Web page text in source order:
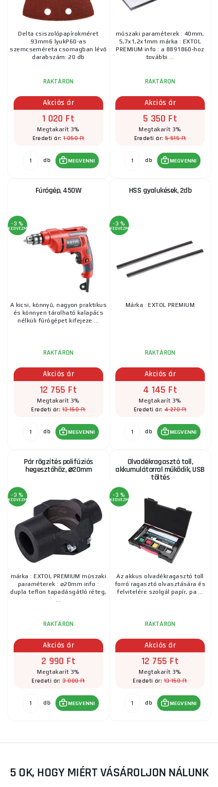
Delta csiszolópapírokméret
93mm6 lyukP60-as
szemcseméreta csomagban lévő
darabszám: 20 db
RAKTÁRON
Akciós ár
1 020 Ft
Megtakarít 3%
Eredeti ár:1 050 Ft
db MEGVENNI
műszaki paraméterek : 40mm,
5,7x1,2x1mm márka : EXTOL
PREMIUM info : a 8891860-hoz
további ...
RAKTÁRON
Akciós ár
5 350 Ft
Megtakarít 3%
Eredeti ár:5 515 Ft
db MEGVENNI
Fúrógép, 450W
-3 %
KEDVEZMÉNY
A kicsi, könnyű, nagyon praktikus
és könnyen tárolható kalapács
nélküli fúrógépet kifejeze ...
RAKTÁRON
Akciós ár
12 755 Ft
Megtakarít 3%
Eredeti ár:13 150 Ft
db MEGVENNI
HSS gyalukések, 2db
-3 %
KEDVEZMÉNY
Márka : EXTOL PREMIUM
RAKTÁRON
Akciós ár
4 145 Ft
Megtakarít 3%
Eredeti ár:4 270 Ft
db MEGVENNI
Pár rögzítés polifúziós
hegesztőhöz, ⌀20mm
-3 %
KEDVEZMÉNY
márka : EXTOL PREMIUM műszaki
paraméterek : ⌀20mm info :
dupla teflon tapadásgátló réteg,
...
RAKTÁRON
Akciós ár
2 990 Ft
Megtakarít 3%
Eredeti ár:3 080 Ft
db MEGVENNI
Olvadékragasztó toll,
akkumulátorral működik, USB
töltés
-3 %
KEDVEZMÉNY
Az akkus olvadékragasztó toll
forró ragasztó olvasztására és
felvitelére szolgál papír, pa ...
RAKTÁRON
Akciós ár
12 755 Ft
Megtakarít 3%
Eredeti ár:13 150 Ft
db MEGVENNI
5 OK, HOGY MIÉRT VÁSÁROLJON NÁLUNK